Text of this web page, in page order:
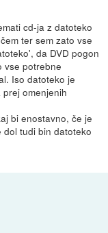
cd-ja z datoteko
ter sem zato vse
da DVD pogon
vse potrebne
Iso datoteko je
omenjenih
bi enostavno, če je
dol tudi bin datoteko